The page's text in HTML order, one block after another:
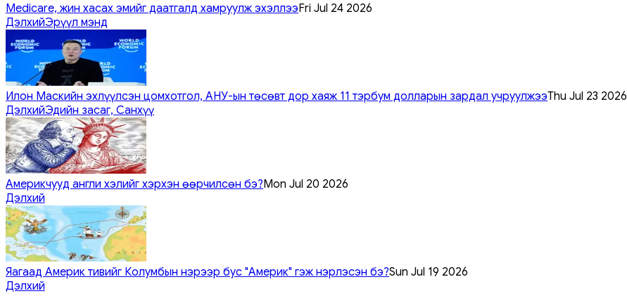
Medicare, жин хасах эмийг даатгалд хамруулж эхэллээFri Jul 24 2026
ДэлхийЭрүүл мэнд
Илон Маскийн эхлүүлсэн цомхотгол, АНУ-ын төсөвт дор хаяж 11 тэрбум долларын зардал учруулжээThu Jul 23 2026
ДэлхийЭдийн засаг, Санхүү
Америкчууд англи хэлийг хэрхэн өөрчилсөн бэ?Mon Jul 20 2026
Дэлхий
Яагаад Америк тивийг Колумбын нэрээр бус "Америк" гэж нэрлэсэн бэ?Sun Jul 19 2026
Дэлхий